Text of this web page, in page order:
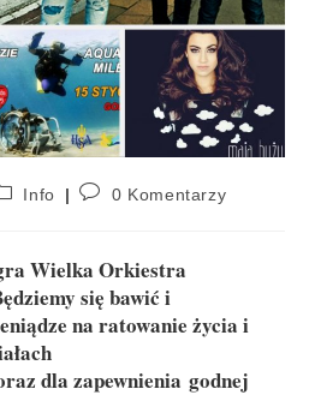
Info 0 Komentarzy
Wielka Orkiestra
się bawić i
na ratowanie życia i
dla zapewnienia godnej